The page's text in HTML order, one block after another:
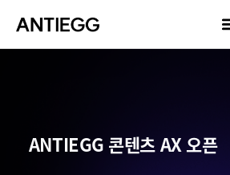
ANTIEGG 콘텐츠 AX 오픈